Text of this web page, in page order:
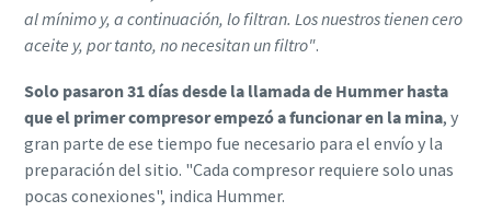
al mínimo y, a continuación, lo filtran. Los nuestros tienen cero
aceite y, por tanto, no necesitan un filtro".
Solo pasaron 31 días desde la llamada de Hummer hasta
que el primer compresor empezó a funcionar en la mina, y
gran parte de ese tiempo fue necesario para el envío y la
preparación del sitio. "Cada compresor requiere solo unas
pocas conexiones", indica Hummer.